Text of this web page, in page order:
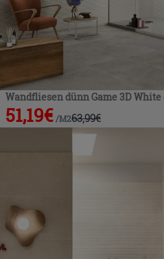
Wandfliesen dünn Game 3D
51,19€ /M263,99€